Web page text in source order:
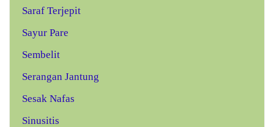
Saraf Terjepit
Sayur Pare
Sembelit
Serangan Jantung
Sesak Nafas
Sinusitis